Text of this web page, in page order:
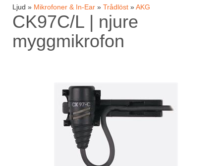
Ljud » Mikrofoner & In-Ear » Trådlöst »AKG
CK97C/L | njure
myggmikrofon